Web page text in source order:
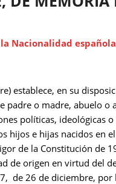
Nacionalidad
establece, en su
padre o madre, abuelo o
políticas, ideológicas
hijos e hijas nacidos en
de la Constitución de
de origen en virtud del
de 26 de diciembre, por